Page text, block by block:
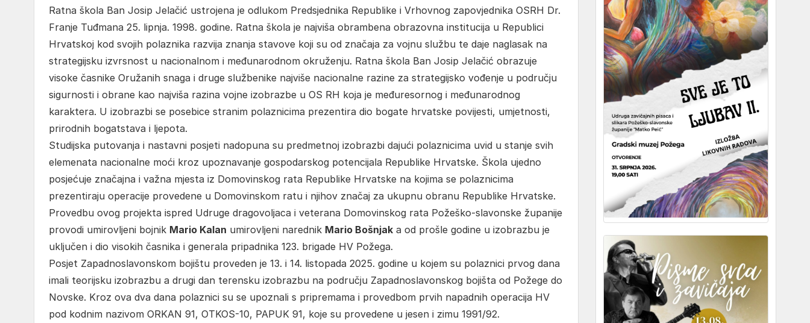
Ratna škola Ban Josip Jelačić ustrojena je odlukom Predsjednika Republike i Vrhovnog zapovjednika OSRH Dr.
Franje Tuđmana 25. lipnja. 1998. godine. Ratna škola je najviša obrambena obrazovna institucija u Republici
Hrvatskoj kod svojih polaznika razvija znanja stavove koji su od značaja za vojnu službu te daje naglasak na
strategijsku izvrsnost u nacionalnom i međunarodnom okruženju. Ratna škola Ban Josip Jelačić obrazuje
visoke časnike Oružanih snaga i druge službenike najviše nacionalne razine za strategijsko vođenje u području
sigurnosti i obrane kao najviša razina vojne izobrazbe u OS RH koja je međuresornog i međunarodnog
karaktera. U izobrazbi se posebice stranim polaznicima prezentira dio bogate hrvatske povijesti, umjetnosti,
prirodnih bogatstava i ljepota.
Studijska putovanja i nastavni posjeti nadopuna su predmetnoj izobrazbi dajući polaznicima uvid u stanje svih
elemenata nacionalne moći kroz upoznavanje gospodarskog potencijala Republike Hrvatske. Škola ujedno
posjećuje značajna i važna mjesta iz Domovinskog rata Republike Hrvatske na kojima se polaznicima
prezentiraju operacije provedene u Domovinskom ratu i njihov značaj za ukupnu obranu Republike Hrvatske.
Provedbu ovog projekta ispred Udruge dragovoljaca i veterana Domovinskog rata Požeško-slavonske županije
provodi umirovljeni bojnik Mario Kalan umirovljeni narednik Mario Bošnjak a od prošle godine u izobrazbu je
uključen i dio visokih časnika i generala pripadnika 123. brigade HV Požega.
Posjet Zapadnoslavonskom bojištu proveden je 13. i 14. listopada 2025. godine u kojem su polaznici prvog dana
imali teorijsku izobrazbu a drugi dan terensku izobrazbu na području Zapadnoslavonskog bojišta od Požege do
Novske. Kroz ova dva dana polaznici su se upoznali s pripremama i provedbom prvih napadnih operacija HV
pod kodnim nazivom ORKAN 91, OTKOS-10, PAPUK 91, koje su provedene u jesen i zimu 1991/92.